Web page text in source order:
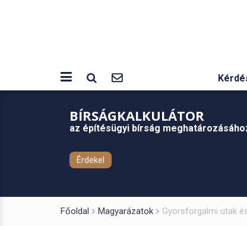
BÍRSÁGKALKULÁTOR
az építésügyi bírság
Érdekel
Főoldal Magyarázatok Gyorsforgalmi utak